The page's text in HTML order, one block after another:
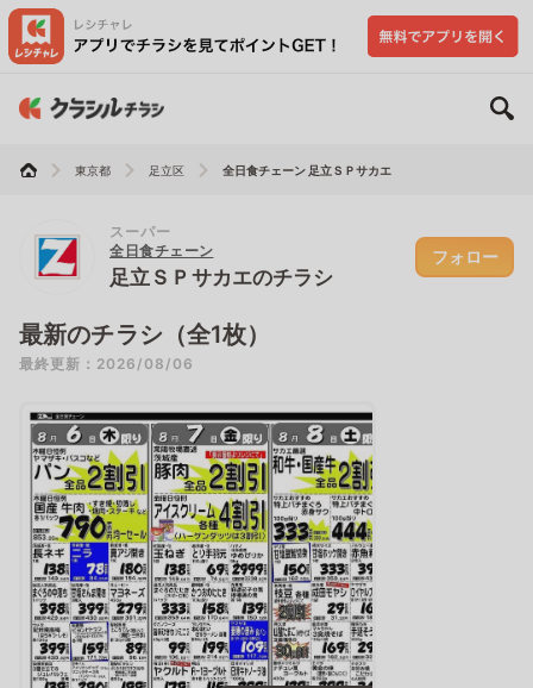
東京都 足立区 全日食チェーン 足立ＳＰサカエ
スーパー
全日食チェーン
足立ＳＰサカエのチラシ
フォロー
最新のチラシ（全1枚）
最終更新：2026/08/06